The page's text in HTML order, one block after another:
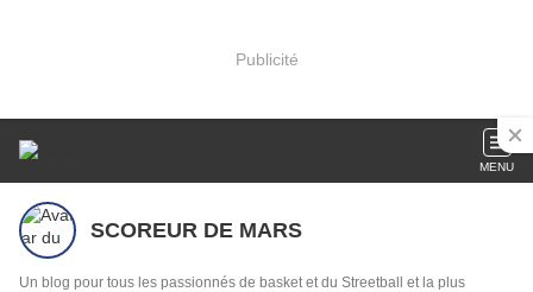
Publicité
MENU
SCOREUR DE MARS
Un blog pour tous les passionnés de basket et du Streetball et la plus